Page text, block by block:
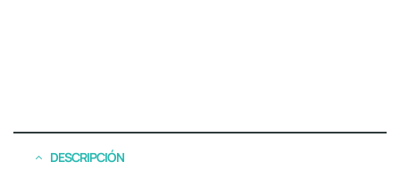
DESCRIPCIÓN